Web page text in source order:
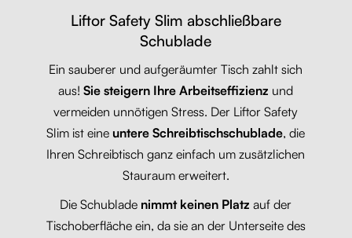
Liftor Safety Slim abschließbare
Schublade
Ein sauberer und aufgeräumter Tisch zahlt sich
aus!Sie steigern Ihre Arbeitseffizienz und
vermeiden unnötigen Stress. Der Liftor Safety
Slim ist eine untere Schreibtischschublade, die
Ihren Schreibtisch ganz einfach um zusätzlichen
Stauraum erweitert.
Die Schublade nimmt keinen Platz auf der
Tischoberfläche ein, da sie an der Unterseite des